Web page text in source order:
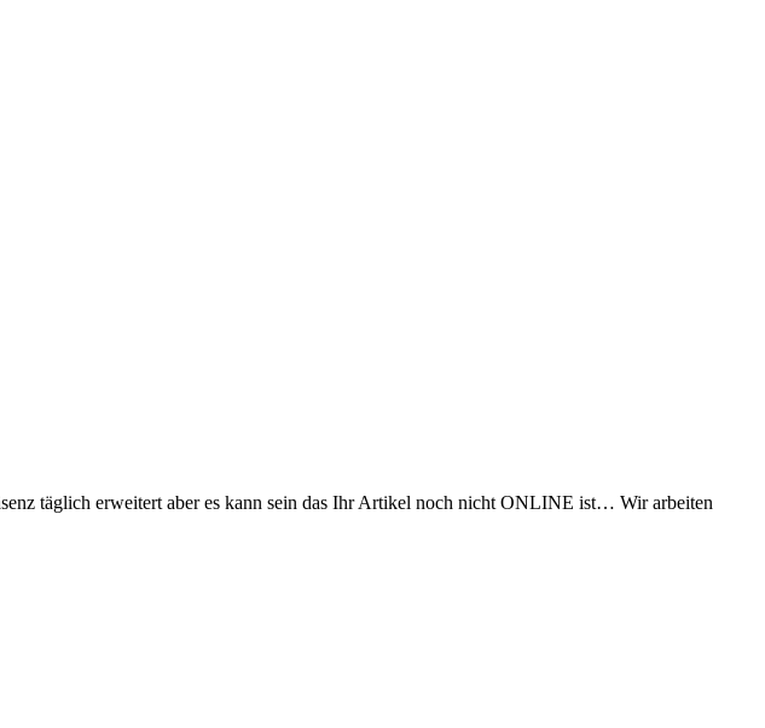
täglich erweitert aber es kann sein das Ihr Artikel noch nicht ONLINE ist… Wir arbeiten